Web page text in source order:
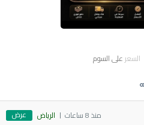
السعر على السوم
منذ 8 ساعات الرياض عرض